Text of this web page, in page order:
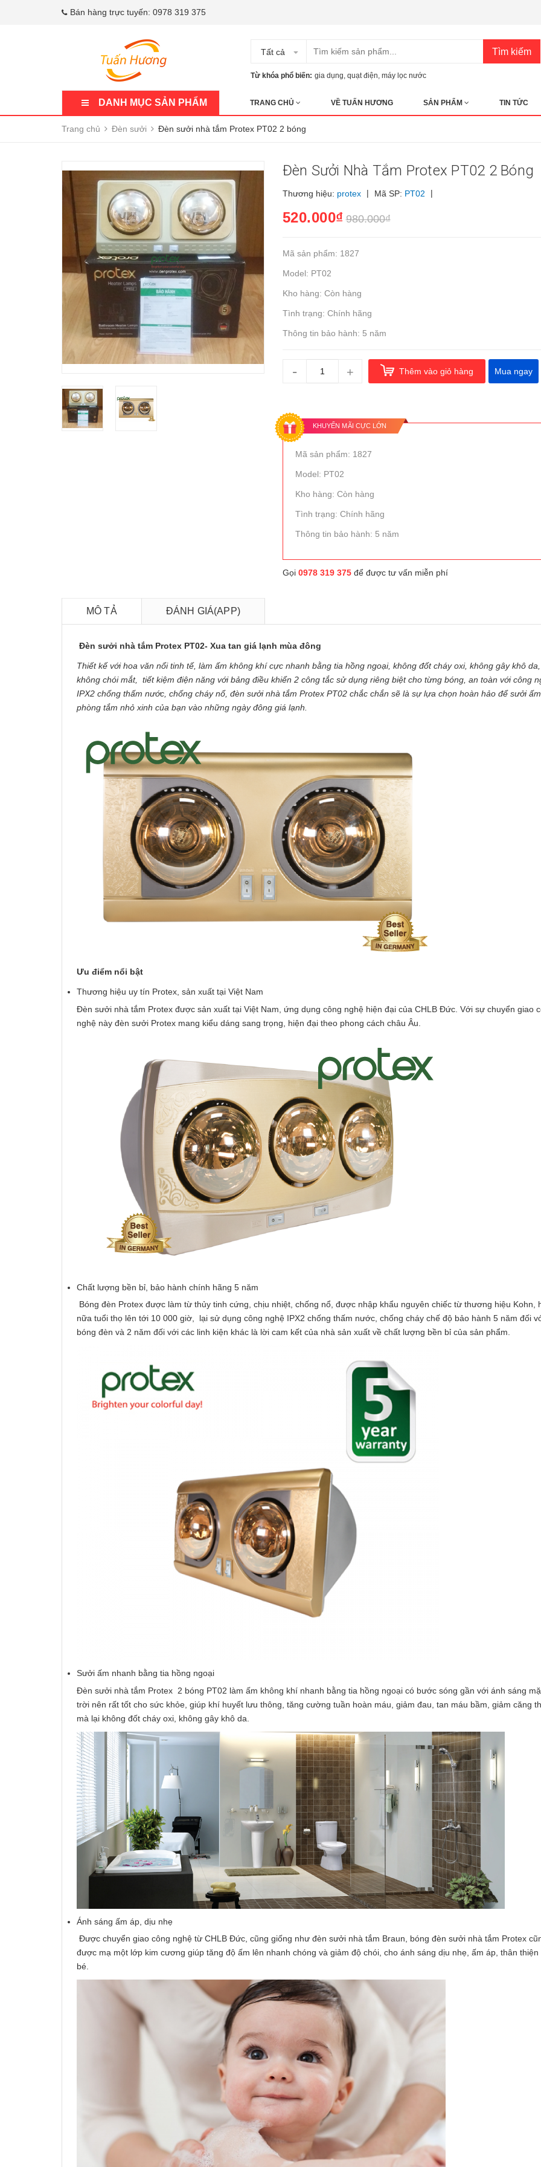
Bán hàng trực tuyến: 0978 319 375
Tất cả Tìm kiếm
Từ khóa phổ biến: gia dụng, quạt điện, máy lọc nước
DANH MỤC SẢN PHẨM TRANG CHỦ VỀ TUẤN HƯƠNG SẢN PHẨM TIN TỨC
Trang chủ Đèn sưởi Đèn sưởi nhà tắm Protex PT02 2 bóng
Đèn Sưởi Nhà Tắm Protex PT02 2 Bóng
Thương hiệu: protex | Mã SP: PT02 |
520.000₫ 980.000₫
Mã sản phẩm: 1827
Model: PT02
Kho hàng: Còn hàng
Tình trạng: Chính hãng
Thông tin bảo hành: 5 năm
- + Thêm vào giỏ hàng Mua ngay
KHUYẾN MÃI CỰC LỚN
Mã sản phẩm: 1827
Model: PT02
Kho hàng: Còn hàng
Tình trạng: Chính hãng
Thông tin bảo hành: 5 năm
Gọi 0978 319 375để được tư vấn miễn phí
MÔ TẢ ĐÁNH GIÁ(APP)
Đèn sưởi nhà tắm Protex PT02- Xua tan giá lạnh mùa đông
Thiết kế với hoa văn nổi tinh tế, làm ấm không khí cực nhanh bằng tia hồng ngoại, không đốt cháy oxi, không gây khô da,
không chói mắt, tiết kiệm điện năng với bảng điều khiển 2 công tắc sử dụng riêng biệt cho từng bóng, an toàn với công
IPX2 chống thấm nước, chống cháy nổ, đèn sưởi nhà tắm Protex PT02 chắc chắn sẽ là sự lựa chọn hoàn hảo để sưởi ấm
phòng tắm nhỏ xinh của bạn vào những ngày đông giá lạnh.
Ưu điểm nổi bật
Thương hiệu uy tín Protex, sản xuất tại Việt Nam
Đèn sưởi nhà tắm Protex được sản xuất tại Việt Nam, ứng dụng công nghệ hiện đại của CHLB Đức. Với sự chuyển giao
nghệ này đèn sưởi Protex mang kiểu dáng sang trọng, hiện đại theo phong cách châu Âu.
Chất lượng bền bỉ, bảo hành chính hãng 5 năm
Bóng đèn Protex được làm từ thủy tinh cứng, chịu nhiệt, chống nổ, được nhập khẩu nguyên chiếc từ thương hiệu Kohn,
nữa tuổi thọ lên tới 10 000 giờ, lại sử dụng công nghệ IPX2 chống thấm nước, chống cháy chế độ bảo hành 5 năm đối
bóng đèn và 2 năm đối với các linh kiện khác là lời cam kết của nhà sản xuất về chất lượng bền bỉ của sản phẩm.
Sưởi ấm nhanh bằng tia hồng ngoại
Đèn sưởi nhà tắm Protex 2 bóng PT02 làm ấm không khí nhanh bằng tia hồng ngoại có bước sóng gần với ánh sáng
trời nên rất tốt cho sức khỏe, giúp khí huyết lưu thông, tăng cường tuần hoàn máu, giảm đau, tan máu bầm, giảm căng
mà lại không đốt cháy oxi, không gây khô da.
Ánh sáng ấm áp, dịu nhẹ
Được chuyển giao công nghệ từ CHLB Đức, cũng giống như đèn sưởi nhà tắm Braun, bóng đèn sưởi nhà tắm Protex
được mạ một lớp kim cương giúp tăng độ ấm lên nhanh chóng và giảm độ chói, cho ánh sáng dịu nhẹ, ấm áp, thân thiện
bé.